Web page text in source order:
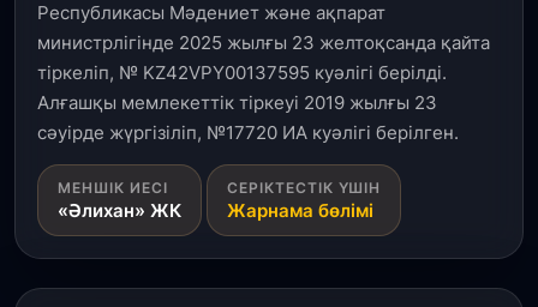
3 тамыз, 2026
Өңірлерде жаңа вокзалдар, су құбыры,
логистикалық хаб және тұрғын үйлер
пайдалануға берілді
3 тамыз, 2026
Қызылордада 300 орындық аурухана,
Президенттік кітапхана және жаңа театр
салынып жатыр
Республикасы Мәдениет және ақпарат
министрлігінде 2025 жылғы 23 желтоқсанда қайта
тіркеліп, № KZ42VPY00137595 куәлігі берілді.
Алғашқы мемлекеттік тіркеуі 2019 жылғы 23
сәуірде жүргізіліп, №17720 ИА куәлігі берілген.
МЕНШІК ИЕСІ
«Әлихан» ЖК
СЕРІКТЕСТІК ҮШІН
Жарнама бөлімі